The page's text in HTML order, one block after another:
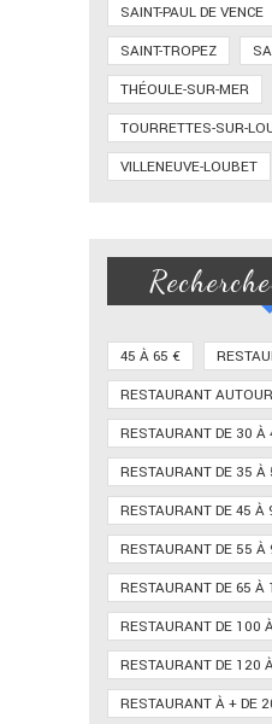
SAINT-PAUL DE VENCE
SAINT-TROPEZ
THÉOULE-SUR-MER
TOURRETTES-SUR-
VILLENEUVE-LOUBET
45 À 65 €
RESTAURANT
RESTAURANT DE 30 À
RESTAURANT DE 35 À
RESTAURANT DE 45 À
RESTAURANT DE 55 À
RESTAURANT DE 65 À
RESTAURANT DE 100
RESTAURANT DE 120
RESTAURANT À + DE